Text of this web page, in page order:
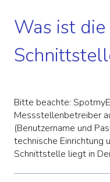
Was ist
Bitte beachte:
Messstellenbetreiber
(Benutzername und
technische Einrichtung
Schnittstelle liegt in